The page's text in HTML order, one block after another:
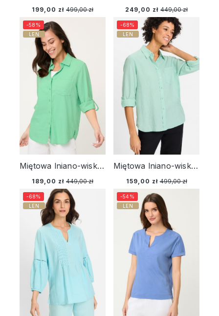
199,00 zł 499,00 zł 249,00 zł 449,00 zł
Miętowa lniano-wiskozowa koszula damska – Neo Safari
189,00 zł 449,00 zł
-58%
LEN
Miętowa lniano-wiskozowa koszula damska – Urban Jungle
159,00 zł 499,00 zł
-68%
LEN
-68%
LEN
-54%
LEN